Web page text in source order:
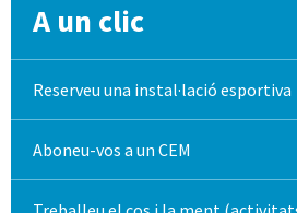
A un clic
Reserveu una instal·lació esportiva
Aboneu-vos a un CEM